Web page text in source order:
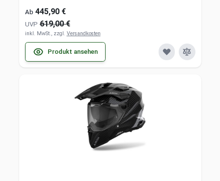
Ab 445,90 €
UVP 619,00 €
inkl. MwSt., zzgl. Versandkosten
Produkt ansehen